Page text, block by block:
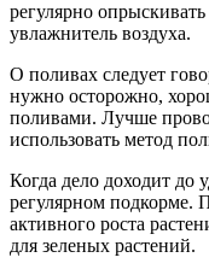
регулярно
увлажнитель воздуха.
О поливах следует
нужно осторожно,
поливами. Лучше
использовать метод
Когда дело доходит до
регулярном подкорме.
активного роста
для зеленых растений.